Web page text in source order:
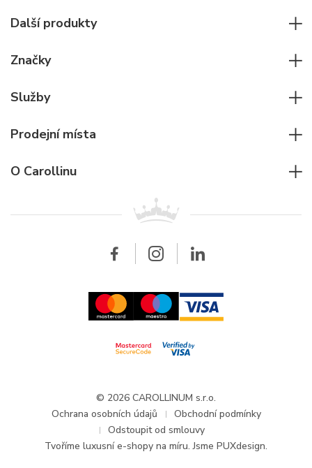
Dámské hodinky
Pilotní hodinky
Potápěčské hodinky
Další produkty
Ostatní doplňky
Značky
Cartier
Breitling
Služby
Pro firmy
Velkoobchod
Prodejní místa
O Carollinu
O společnosti Carollinum
Aktuality a oznámení
© 2026 CAROLLINUM s.r.o.
Ochrana osobních údajů
Obchodní podmínky
Odstoupit od smlouvy
Tvoříme luxusní e-shopy na míru. Jsme PUXdesign.